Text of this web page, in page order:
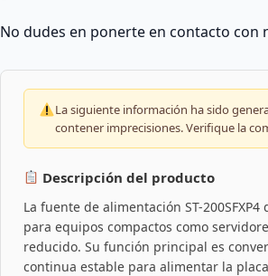
No dudes en ponerte en contacto
La siguiente información ha sido
contener imprecisiones. Verifique la
Descripción del producto
La fuente de alimentación ST-
para equipos compactos como
reducido. Su función principal es
continua estable para alimentar la